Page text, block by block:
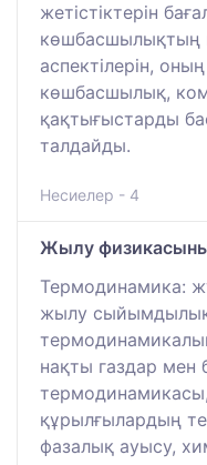
жетістіктерін
көшбасшылықтың
аспектілерін,
көшбасшылық,
қақтығыстарды
талдайды.
Несиелер - 4
Жылу
Термодинамика:
жылу
нақты газдар мен
құрылғылардың
фазалық ауысу,